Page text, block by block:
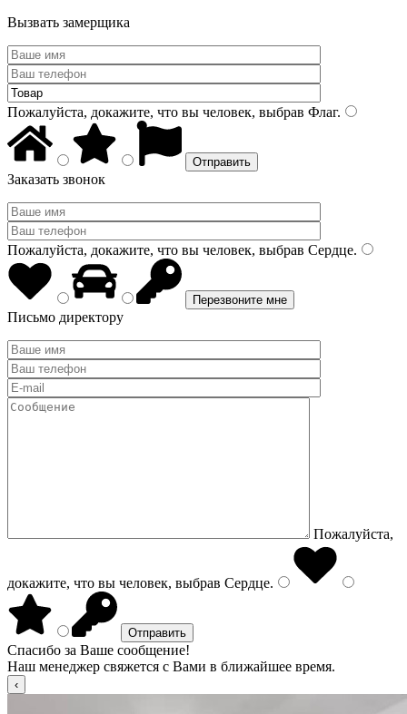
Вызвать замерщика
Пожалуйста, докажите, что вы человек, выбрав Флаг.
Заказать звонок
Пожалуйста, докажите, что вы человек, выбрав Сердце.
Письмо директору
Пожалуйста,
докажите, что вы человек, выбрав Сердце.
Спасибо за Ваше сообщение!
Наш менеджер свяжется с Вами в ближайшее время.